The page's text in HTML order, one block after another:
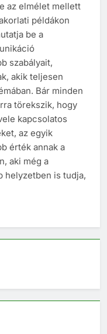
az elmélet mellett
példákon
be a
szabályait,
akik teljesen
Bár minden
törekszik, hogy
kapcsolatos
az egyik
érték annak a
aki még a
helyzetben is tudja,